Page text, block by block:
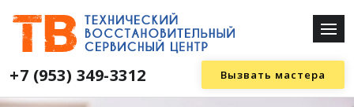
+7 (953) 349-3312 Вызвать мастера